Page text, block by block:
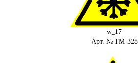
w_17
Арт. № ТМ-328